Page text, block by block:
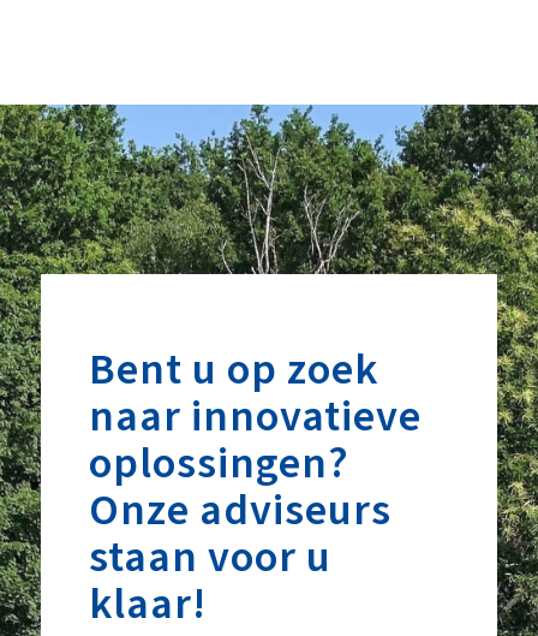
Bent u op zoek
naar innovatieve
oplossingen?
Onze adviseurs
staan voor u
klaar!